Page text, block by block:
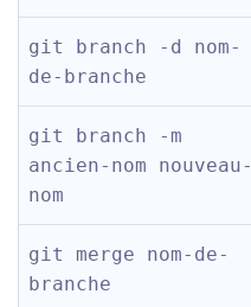
git branch -d nom-
de-branche
git branch -m
ancien-nom nouveau-
nom
git merge nom-de-
branche